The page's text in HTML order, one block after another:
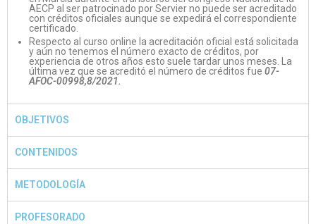
AECP al ser patrocinado por Servier no puede ser acreditado
con créditos oficiales aunque se expedirá el correspondiente
certificado.
Respecto al curso online la acreditación oficial está solicitada
y aún no tenemos el número exacto de créditos, por
experiencia de otros años esto suele tardar unos meses. La
última vez que se acreditó el número de créditos fue 07-
AFOC-00998,8/2021.
OBJETIVOS
CONTENIDOS
METODOLOGÍA
PROFESORADO